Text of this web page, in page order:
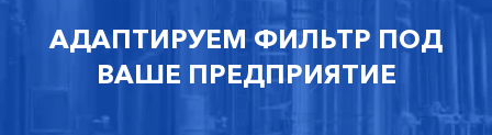
АДАПТИРУЕМ ФИЛЬТР ПОД
ВАШЕ ПРЕДПРИЯТИЕ